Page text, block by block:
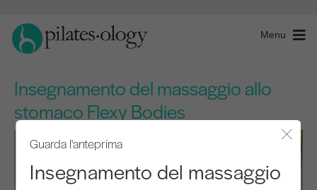
Menu
Insegnamento del massaggio allo
stomaco Flexy Bodies
Guarda l'anteprima
Insegnamento del massaggio